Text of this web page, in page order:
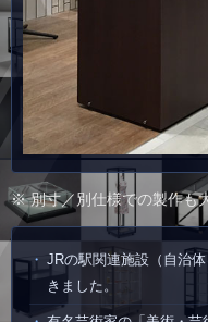
※ 別寸／別仕様での製作も
JRの駅関連施設（自治
きました。